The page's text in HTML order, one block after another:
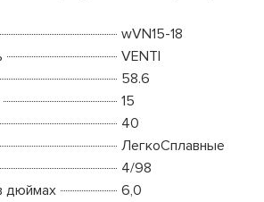
wVN15-18
VENTI
58.6
15
40
ЛегкоСплавные
4/98
дюймах
6,0